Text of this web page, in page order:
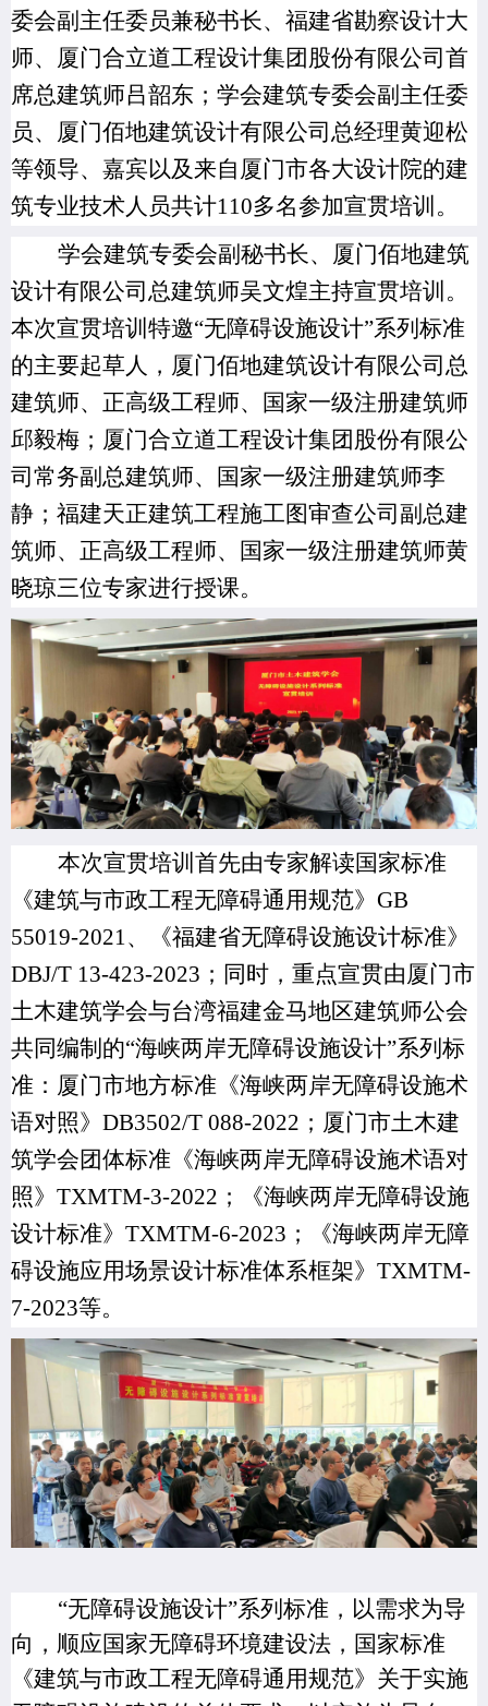
委会副主任委员兼秘书长、福建省勘察设计大
师、 厦门合立道工程设计集团股份有限公司 首
席总建筑师吕韶东； 学会建筑专委会副主任委
员、 厦门佰地建筑设计有限公司总经理黄迎松
等领导、嘉宾以及来自厦门市各大设计院的建
筑专业技术人员共计110多名参加宣贯培训。
学会建筑专委会副秘书长、厦门佰地建筑
设计有限公司总建筑师吴文煌主持宣贯培训。
本次宣贯培训 特邀“无障碍设施设计”系列标准
的主要起草人，厦门佰地建筑设计有限公司 总
建筑师、正高级工程师、国家一级注册建筑师
邱毅梅； 厦门合立道工程设计集团股份有限公
司 常务副总建筑师、国家一级注册建筑师李
静；福建天正建筑工程施工图审查公司副总建
筑师、正高级工程师、国家一级注册建筑师黄
晓琼三位专家进行授课。
本次宣贯培训首先由专家解读国家标准
《建筑与市政工程无障碍通用规范》GB
55019-2021、《福建省无障碍设施设计标准》
DBJ/T 13-423-2023；同时，重点宣贯由厦门市
土木建筑学会与台湾福建金马地区建筑师公会
共同编制的“海峡两岸无障碍设施设计”系列标
准：厦门市地方标准《海峡两岸无障碍设施术
语对照》DB3502/T 088-2022；厦门市土木建
筑学会团体标准《海峡两岸无障碍设施术语对
照》TXMTM-3-2022；《海峡两岸无障碍设施
设计标准》TXMTM-6-2023；《海峡两岸无障
碍设施应用场景设计标准体系框架》TXMTM-
7-2023等。
“无障碍设施设计”系列标准，以需求为导
向，顺应国家无障碍环境建设法，国家标准
《建筑与市政工程无障碍通用规范》关于实施